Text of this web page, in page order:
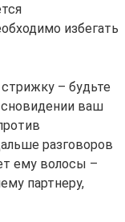
избегать
– будьте
сновидении ваш
разговоров
ему волосы –
партнеру,